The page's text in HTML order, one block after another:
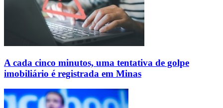
A cada cinco minutos, uma tentativa de golpe
imobiliário é registrada em Minas